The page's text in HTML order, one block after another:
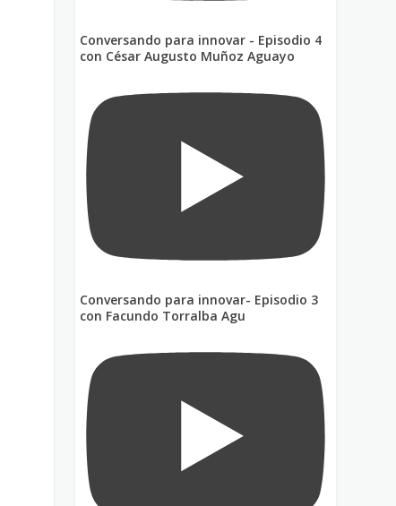
Conversando para innovar - Episodio 4
con César Augusto Muñoz Aguayo
Conversando para innovar- Episodio 3
con Facundo Torralba Agu